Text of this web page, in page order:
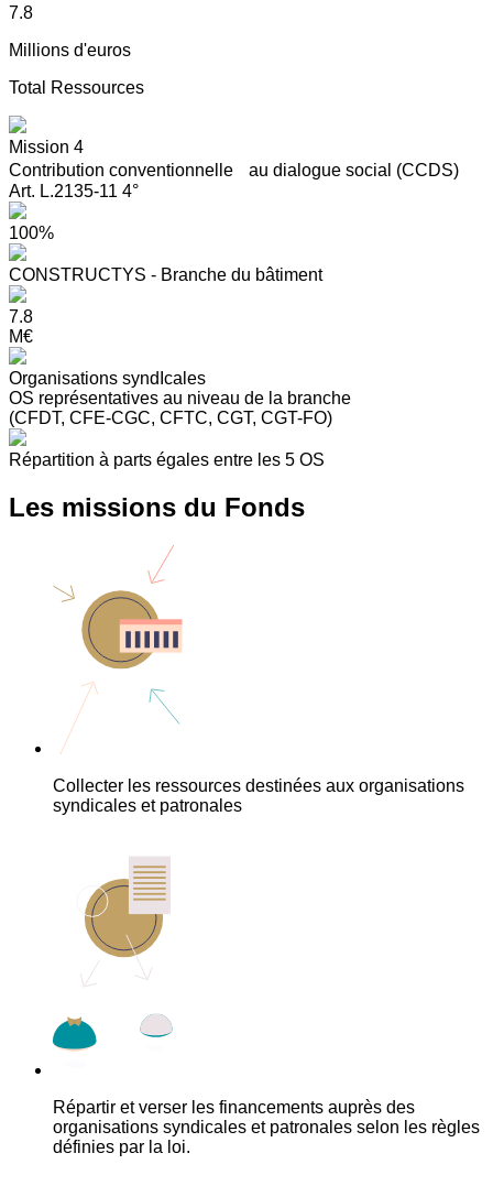
7.8
Millions d'euros
Total Ressources
Mission 4
Contribution conventionnelle au dialogue social (CCDS)
Art. L.2135-11 4°
100%
CONSTRUCTYS - Branche du bâtiment
7.8
M€
Organisations syndIcales
OS représentatives au niveau de la branche
(CFDT, CFE-CGC, CFTC, CGT, CGT-FO)
Répartition à parts égales entre les 5 OS
Les missions du Fonds
Collecter les ressources destinées aux organisations
syndicales et patronales
Répartir et verser les financements auprès des
organisations syndicales et patronales selon les règles
définies par la loi.